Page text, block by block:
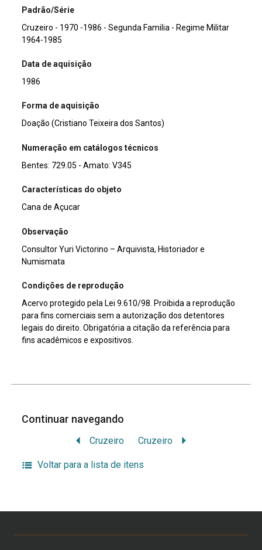
Padrão/Série
Cruzeiro - 1970 -1986 - Segunda Familia - Regime Militar
1964-1985
Data de aquisição
1986
Forma de aquisição
Doação (Cristiano Teixeira dos Santos)
Numeração em catálogos técnicos
Bentes: 729.05 - Amato: V345
Características do objeto
Cana de Açucar
Observação
Consultor Yuri Victorino – Arquivista, Historiador e
Numismata
Condições de reprodução
Acervo protegido pela Lei 9.610/98. Proibida a reprodução
para fins comerciais sem a autorização dos detentores
legais do direito. Obrigatória a citação da referência para
fins acadêmicos e expositivos.
Continuar navegando
Cruzeiro Cruzeiro
Voltar para a lista de itens